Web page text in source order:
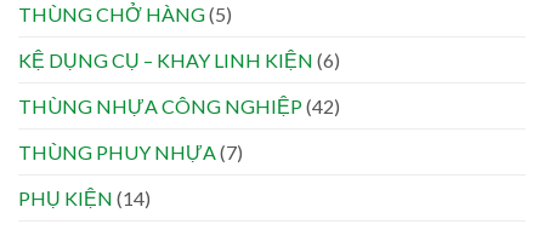
THÙNG CHỞ HÀNG(5)
KỆ DỤNG CỤ – KHAY LINH KIỆN (6)
THÙNG NHỰA CÔNG NGHIỆP(42)
THÙNG PHUY NHỰA (7)
PHỤ KIỆN (14)